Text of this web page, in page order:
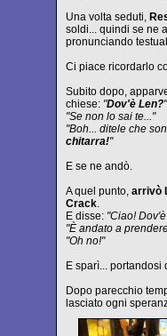
Una volta seduti,
soldi... quindi se ne
pronunciando
Ci piace ricordarlo
Subito dopo,
chiese: "Dov'è Len?"
"Se non lo sai te..."
"Boh... ditele che
chitarra!"
E se ne andò.
A quel punto, arrivò
Crack.
E disse: "Ciao!
"È andato a
"Oh no!"
E sparì... portandosi
Dopo parecchio
lasciato ogni